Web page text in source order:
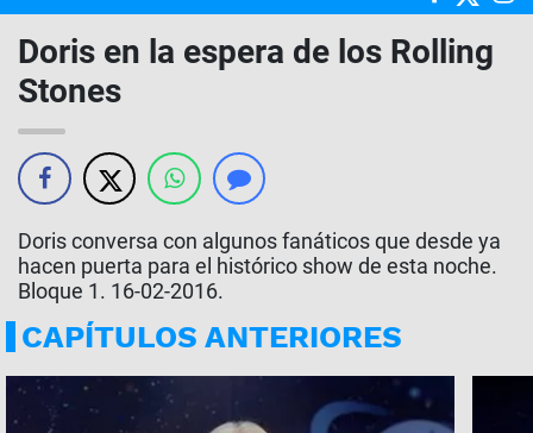
Doris en la espera de los Rolling
Stones
Doris conversa con algunos fanáticos que desde ya
hacen puerta para el histórico show de esta noche.
Bloque 1. 16-02-2016.
CAPÍTULOS ANTERIORES